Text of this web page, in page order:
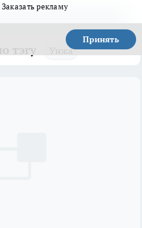
Заказать рекламу
Принять
Унжа